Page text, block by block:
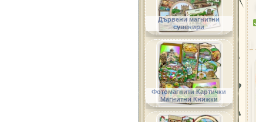
Дървени магнитни
сувенири
Фотомагнити Картички
Магнитни Книжки